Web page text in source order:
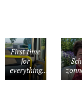
First time
for
everything.....